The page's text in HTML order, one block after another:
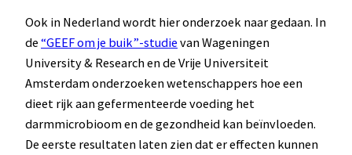
Ook in Nederland wordt hier onderzoek naar gedaan. In
de “GEEF om je buik”-studie van Wageningen
University & Research en de Vrije Universiteit
Amsterdam onderzoeken wetenschappers hoe een
dieet rijk aan gefermenteerde voeding het
darmmicrobioom en de gezondheid kan beïnvloeden.
De eerste resultaten laten zien dat er effecten kunnen